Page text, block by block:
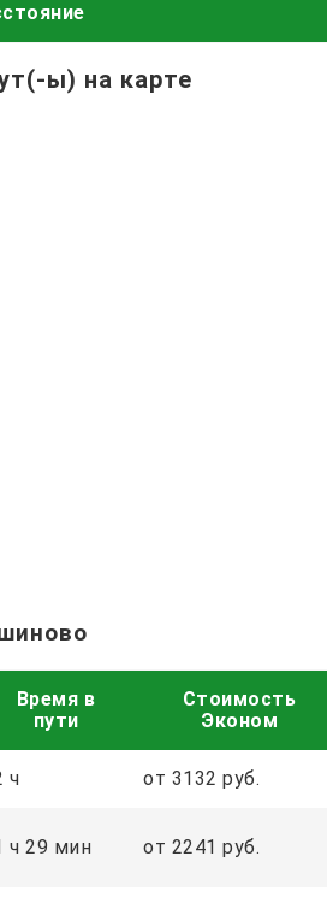
ы) на карте
Время в
пути
Стоимость
Эконом
ч от 3132 руб.
ч 29 мин от 2241 руб.